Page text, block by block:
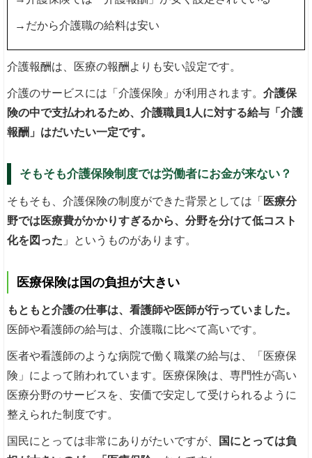
→だから介護職の給料は安い
介護報酬は、医療の報酬よりも安い設定です。
介護のサービスには「介護保険」が利用されます。介護保
険の中で支払われるため、介護職員1人に対する給与「介護
報酬」はだいたい一定です。
そもそも介護保険制度では労働者にお金が来ない？
そもそも、介護保険の制度ができた背景としては「 医療分
野では医療費がかかりすぎるから、分野を分けて低コスト
化を図った 」というものがあります。
医療保険は国の負担が大きい
もともと介護の仕事は、看護師や医師が行っていました。
医師や看護師の給与は、介護職に比べて高いです。
医者や看護師のような病院で働く職業の給与は、「医療保
険」によって賄われています。医療保険は、専門性が高い
医療分野のサービスを、安価で安定して受けられるように
整えられた制度です。
国民にとっては非常にありがたいですが、
国にとっては負